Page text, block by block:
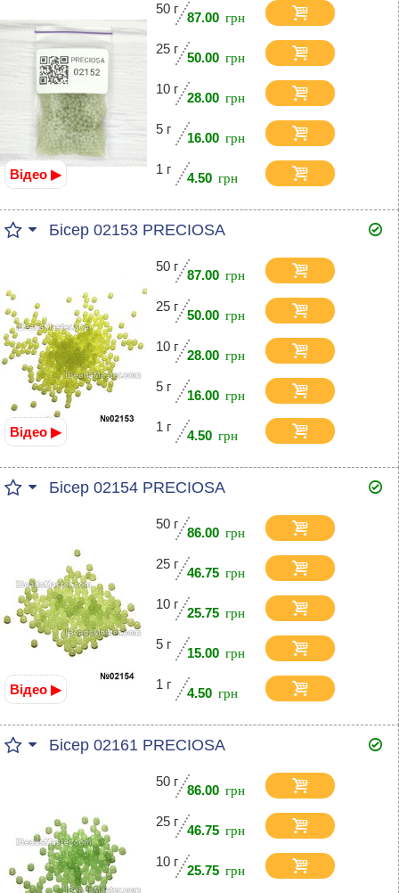
Відео ▶
50 г
87.00
25 г
50.00
10 г
28.00
5 г
16.00
1 г
4.50
Бісер 02153 PRECIOSA
Відео ▶
50 г
87.00
25 г
50.00
10 г
28.00
5 г
16.00
1 г
4.50
Бісер 02154 PRECIOSA
Відео ▶
50 г
86.00
25 г
46.75
10 г
25.75
5 г
15.00
1 г
4.50
Бісер 02161 PRECIOSA
50 г
86.00
25 г
46.75
10 г
25.75